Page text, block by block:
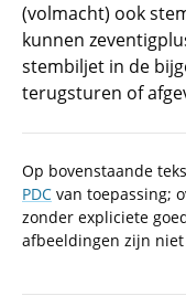
(volmacht) ook
kunnen
stembiljet in de
terugsturen of
Op bovenstaande
PDC van toepassing;
zonder expliciete
afbeeldingen zijn